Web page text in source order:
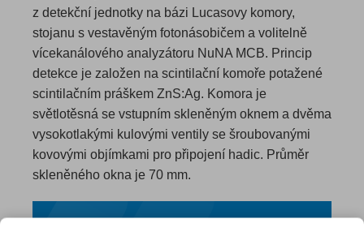
z detekční jednotky na bázi Lucasovy komory,
stojanu s vestavěným fotonásobičem a volitelně
vícekanálového analyzátoru NuNA MCB. Princip
detekce je založen na scintilační komoře potažené
scintilačním práškem ZnS:Ag. Komora je
světlotěsná se vstupním skleněným oknem a dvěma
vysokotlakými kulovými ventily se šroubovanými
kovovými objímkami pro připojení hadic. Průměr
skleněného okna je 70 mm.